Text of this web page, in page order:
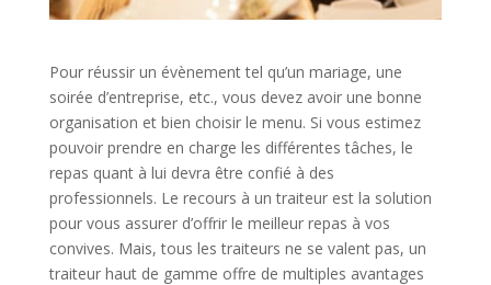
Pour réussir un évènement tel qu’un mariage, une
soirée d’entreprise, etc., vous devez avoir une bonne
organisation et bien choisir le menu. Si vous estimez
pouvoir prendre en charge les différentes tâches, le
repas quant à lui devra être confié à des
professionnels. Le recours à un traiteur est la solution
pour vous assurer d’offrir le meilleur repas à vos
convives. Mais, tous les traiteurs ne se valent pas, un
traiteur haut de gamme offre de multiples avantages